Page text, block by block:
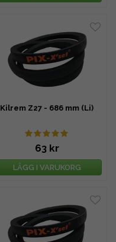
Kilrem Z27 - 686 mm (Li)
63 kr
LÄGG I VARUKORG